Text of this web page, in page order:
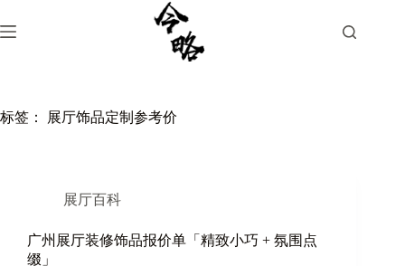
过
标签： 展厅饰品定制参考价
展厅百科
广州展厅装修饰品报价单「精致小巧 + 氛围点
缀」